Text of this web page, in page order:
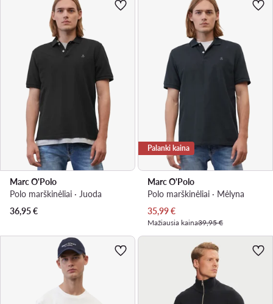
Marc O'Polo
Polo marškinėliai · Juoda
36,95€
Palanki kaina
Marc O'Polo
Polo marškinėliai · Mėlyna
Dabartinė kaina
35,99€
Mažiausia kaina39,95 €